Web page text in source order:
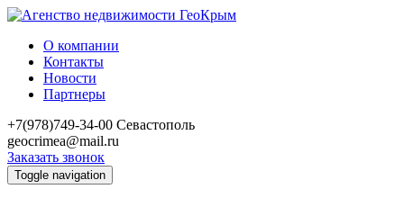
О компании
Контакты
Новости
Партнеры
+7(978)749-34-00 Севастополь
geocrimea@mail.ru
Заказать звонок
Toggle navigation